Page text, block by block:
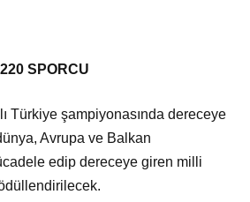
SPORCU
Türkiye şampiyonasında dereceye
Avrupa ve Balkan
edip dereceye giren milli